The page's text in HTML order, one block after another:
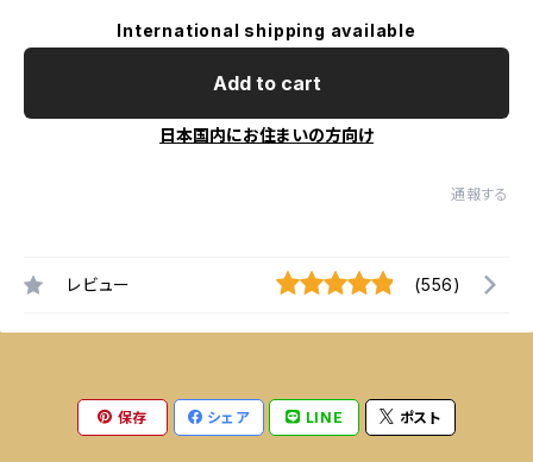
International shipping available
Add to cart
日本国内にお住まいの方向け
通報する
レビュー (556)
保存 シェア LINE ポスト